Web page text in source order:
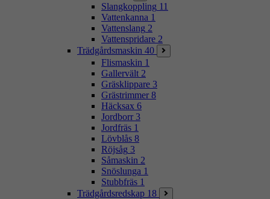
Slangkoppling 11
Vattenkanna 1
Vattenslang 2
Vattenspridare 2
Trädgårdsmaskin 40
Flismaskin 1
Gallervält 2
Gräsklippare 3
Grästrimmer 8
Häcksax 6
Jordborr 3
Jordfräs 1
Lövblås 8
Röjsåg 3
Såmaskin 2
Snöslunga 1
Stubbfräs 1
Trädgårdsredskap 18